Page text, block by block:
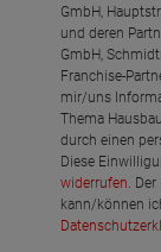
GmbH,
und deren
GmbH,
Franchise-
mir/uns
Thema
durch einen
Diese
widerrufen .
kann/können